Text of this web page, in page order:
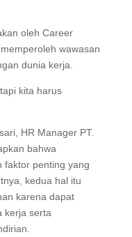
oleh Career
wawasan
dunia kerja.
kita harus
HR Manager PT.
bahwa
faktor penting yang
kedua hal itu
karena dapat
kerja serta